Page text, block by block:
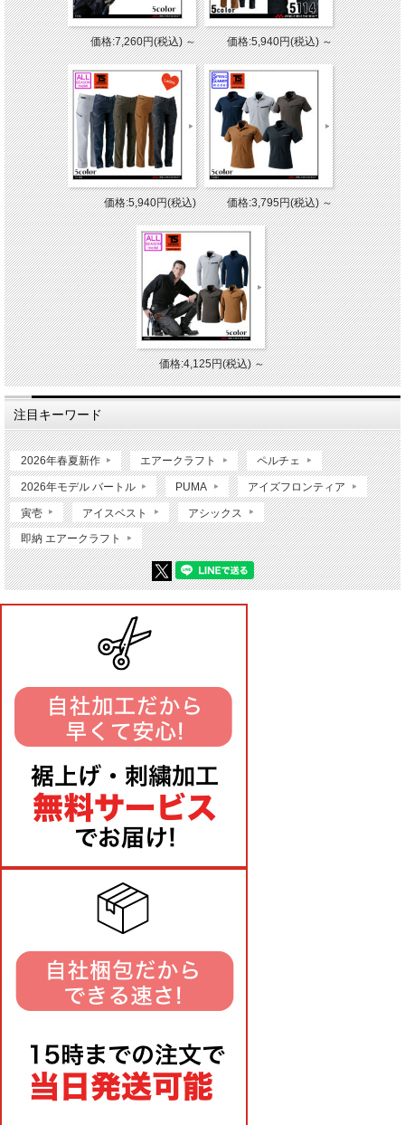
価格:7,260円(税込)～ 価格:5,940円(税込)～
価格:5,940円(税込) 価格:3,795円(税込)～
価格:4,125円(税込)～
注目キーワード
2026年春夏新作 エアークラフト ペルチェ
2026年モデル バートル PUMA アイズフロンティア
寅壱 アイスベスト アシックス
即納 エアークラフト